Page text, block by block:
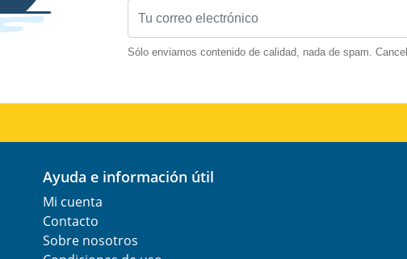
Sólo enviamos contenido de calidad, nada de spam.
Ayuda e información útil
Mi cuenta
Contacto
Sobre nosotros